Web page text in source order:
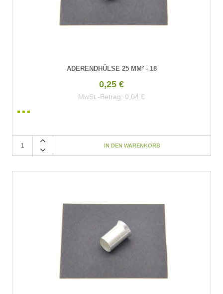
ADERENDHÜLSE 25 MM² - 18
0,25 €
MwSt.-Betrag: 0,04 €